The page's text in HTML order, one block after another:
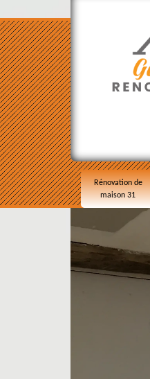
Rénovation de
maison 31